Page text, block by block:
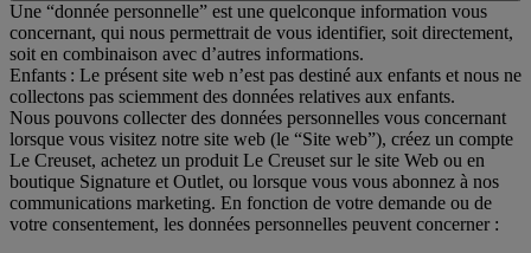
Une “donnée personnelle” est une quelconque information vous
concernant, qui nous permettrait de vous identifier, soit directement,
soit en combinaison avec d’autres informations.
Enfants : Le présent site web n’est pas destiné aux enfants et nous ne
collectons pas sciemment des données relatives aux enfants.
Nous pouvons collecter des données personnelles vous concernant
lorsque vous visitez notre site web (le “Site web”), créez un compte
Le Creuset, achetez un produit Le Creuset sur le site Web ou en
boutique Signature et Outlet, ou lorsque vous vous abonnez à nos
communications marketing. En fonction de votre demande ou de
votre consentement, les données personnelles peuvent concerner :